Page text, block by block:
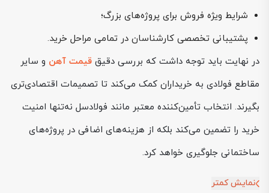
شرایط ویژه فروش برای پروژه‌های بزرگ؛
پشتیبانی تخصصی کارشناسان در تمامی مراحل خرید.
در نهایت باید توجه داشت که بررسی دقیق قیمت آهن و سایر
مقاطع فولادی به خریداران کمک می‌کند تا تصمیمات اقتصادی‌تری
بگیرند. انتخاب تأمین‌کننده معتبر مانند فولادسل نه‌تنها امنیت
خرید را تضمین می‌کند بلکه از هزینه‌های اضافی در پروژه‌های
ساختمانی جلوگیری خواهد کرد.
نمایش کمتر